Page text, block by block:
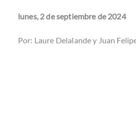
lunes, 2 de septiembre de 2024
Por: Laure Delalande y Juan